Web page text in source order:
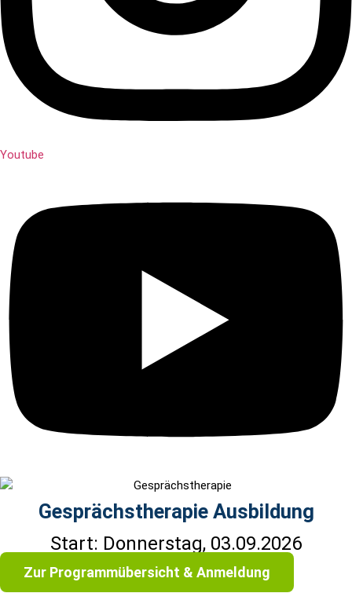
Youtube
Gesprächstherapie Ausbildung
Start: Donnerstag, 03.09.2026
Zur Programmübersicht & Anmeldung